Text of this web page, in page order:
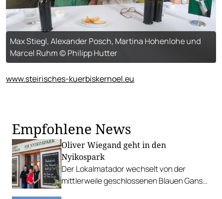
Max Stiegl, Alexander Posch, Martina Hohenlohe und
Marcel Ruhm © Philipp Hutter
www.steirisches-kuerbiskernoel.eu
Empfohlene News
Oliver Wiegand geht in den
Nyikospark
Der Lokalmatador wechselt von der
mittlerweile geschlossenen Blauen Gans